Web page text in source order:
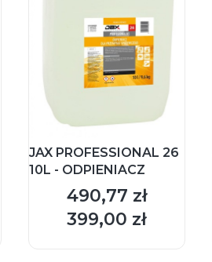
JAX PROFESSIONAL 26
10L - ODPIENIACZ
Cena
490,77 zł
Cena
399,00 zł
DO KOSZYKA